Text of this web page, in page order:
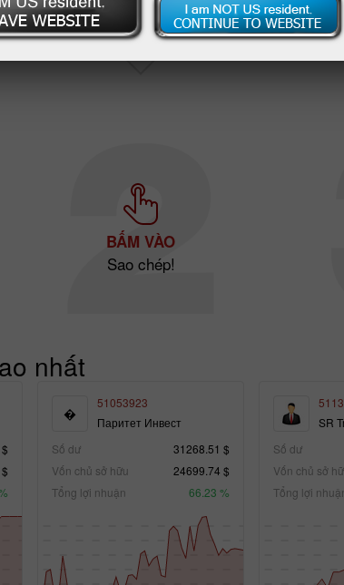
BẤM VÀO
Sao chép!
nhất
�
51053923
Паритет Инвест
Số dư
31268.51 $
Vốn chủ sở hữu
24699.74 $
Tổng lợi nhuận
66.23 %
SR
Số dư
Vốn chủ sở
Tổng lợi